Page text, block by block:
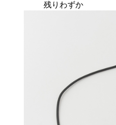
残りわずか